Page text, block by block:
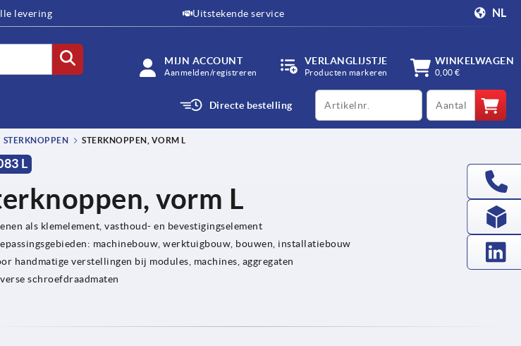
levering Uitstekende service NL
MIJN ACCOUNT
Aanmelden/registreren
VERLANGLIJSTJE
Producten markeren
WINKELWAGEN
0,00 €
Directe bestelling
productCode qty
STERKNOPPEN STERKNOPPEN, VORM L
L
vorm L
als klemelement, vasthoud- en bevestigingselement
machinebouw, werktuigbouw, bouwen, installatiebouw
handmatige verstellingen bij modules, machines, aggregaten
schroefdraadmaten